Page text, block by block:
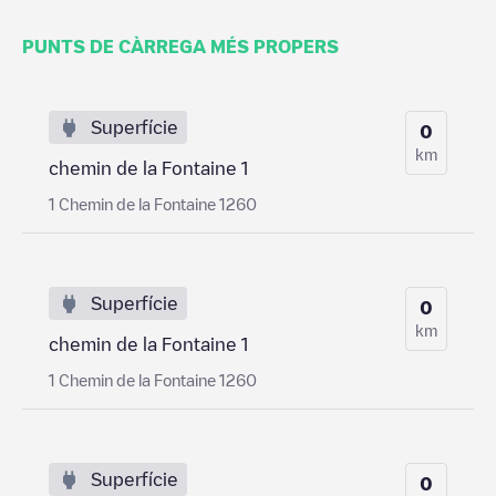
PUNTS DE CÀRREGA MÉS PROPERS
Superfície
chemin de la Fontaine 1
1 Chemin de la Fontaine 1260
0
km
Superfície
chemin de la Fontaine 1
1 Chemin de la Fontaine 1260
0
km
Superfície 0